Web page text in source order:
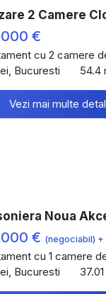
2 Camere
€
cu 2 camere
Bucuresti
54.4
Vezi mai multe
Noua
€ (negociabil) +
cu 1 camere
Bucuresti